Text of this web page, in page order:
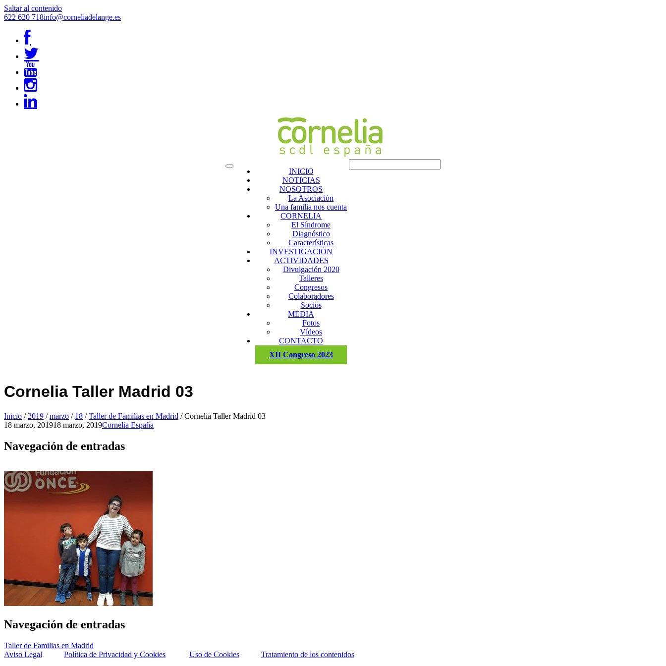
Saltar al contenido
622 620 718info@corneliadelange.es
INICIO
NOTICIAS
NOSOTROS
La Asociación
Una familia nos cuenta
CORNELIA
El Síndrome
Diagnóstico
Características
INVESTIGACIÓN
ACTIVIDADES
Divulgación 2020
Talleres
Congresos
Colaboradores
Socios
MEDIA
Fotos
Vídeos
CONTACTO
XII Congreso 2023
Cornelia Taller Madrid 03
Inicio / 2019 / marzo / 18 / Taller de Familias en Madrid / Cornelia Taller Madrid 03
18 marzo, 201918 marzo, 2019Cornelia España
Navegación de entradas
Navegación de entradas
Taller de Familias en Madrid
Aviso Legal
Política de Privacidad y Cookies Uso de Cookies Tratamiento de los contenidos